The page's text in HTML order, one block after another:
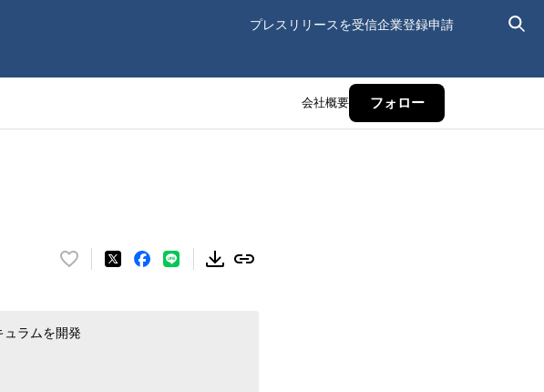
プレスリリースを受信企業登録申請
会社概要 フォロー
い
！
数
ュラムを開発